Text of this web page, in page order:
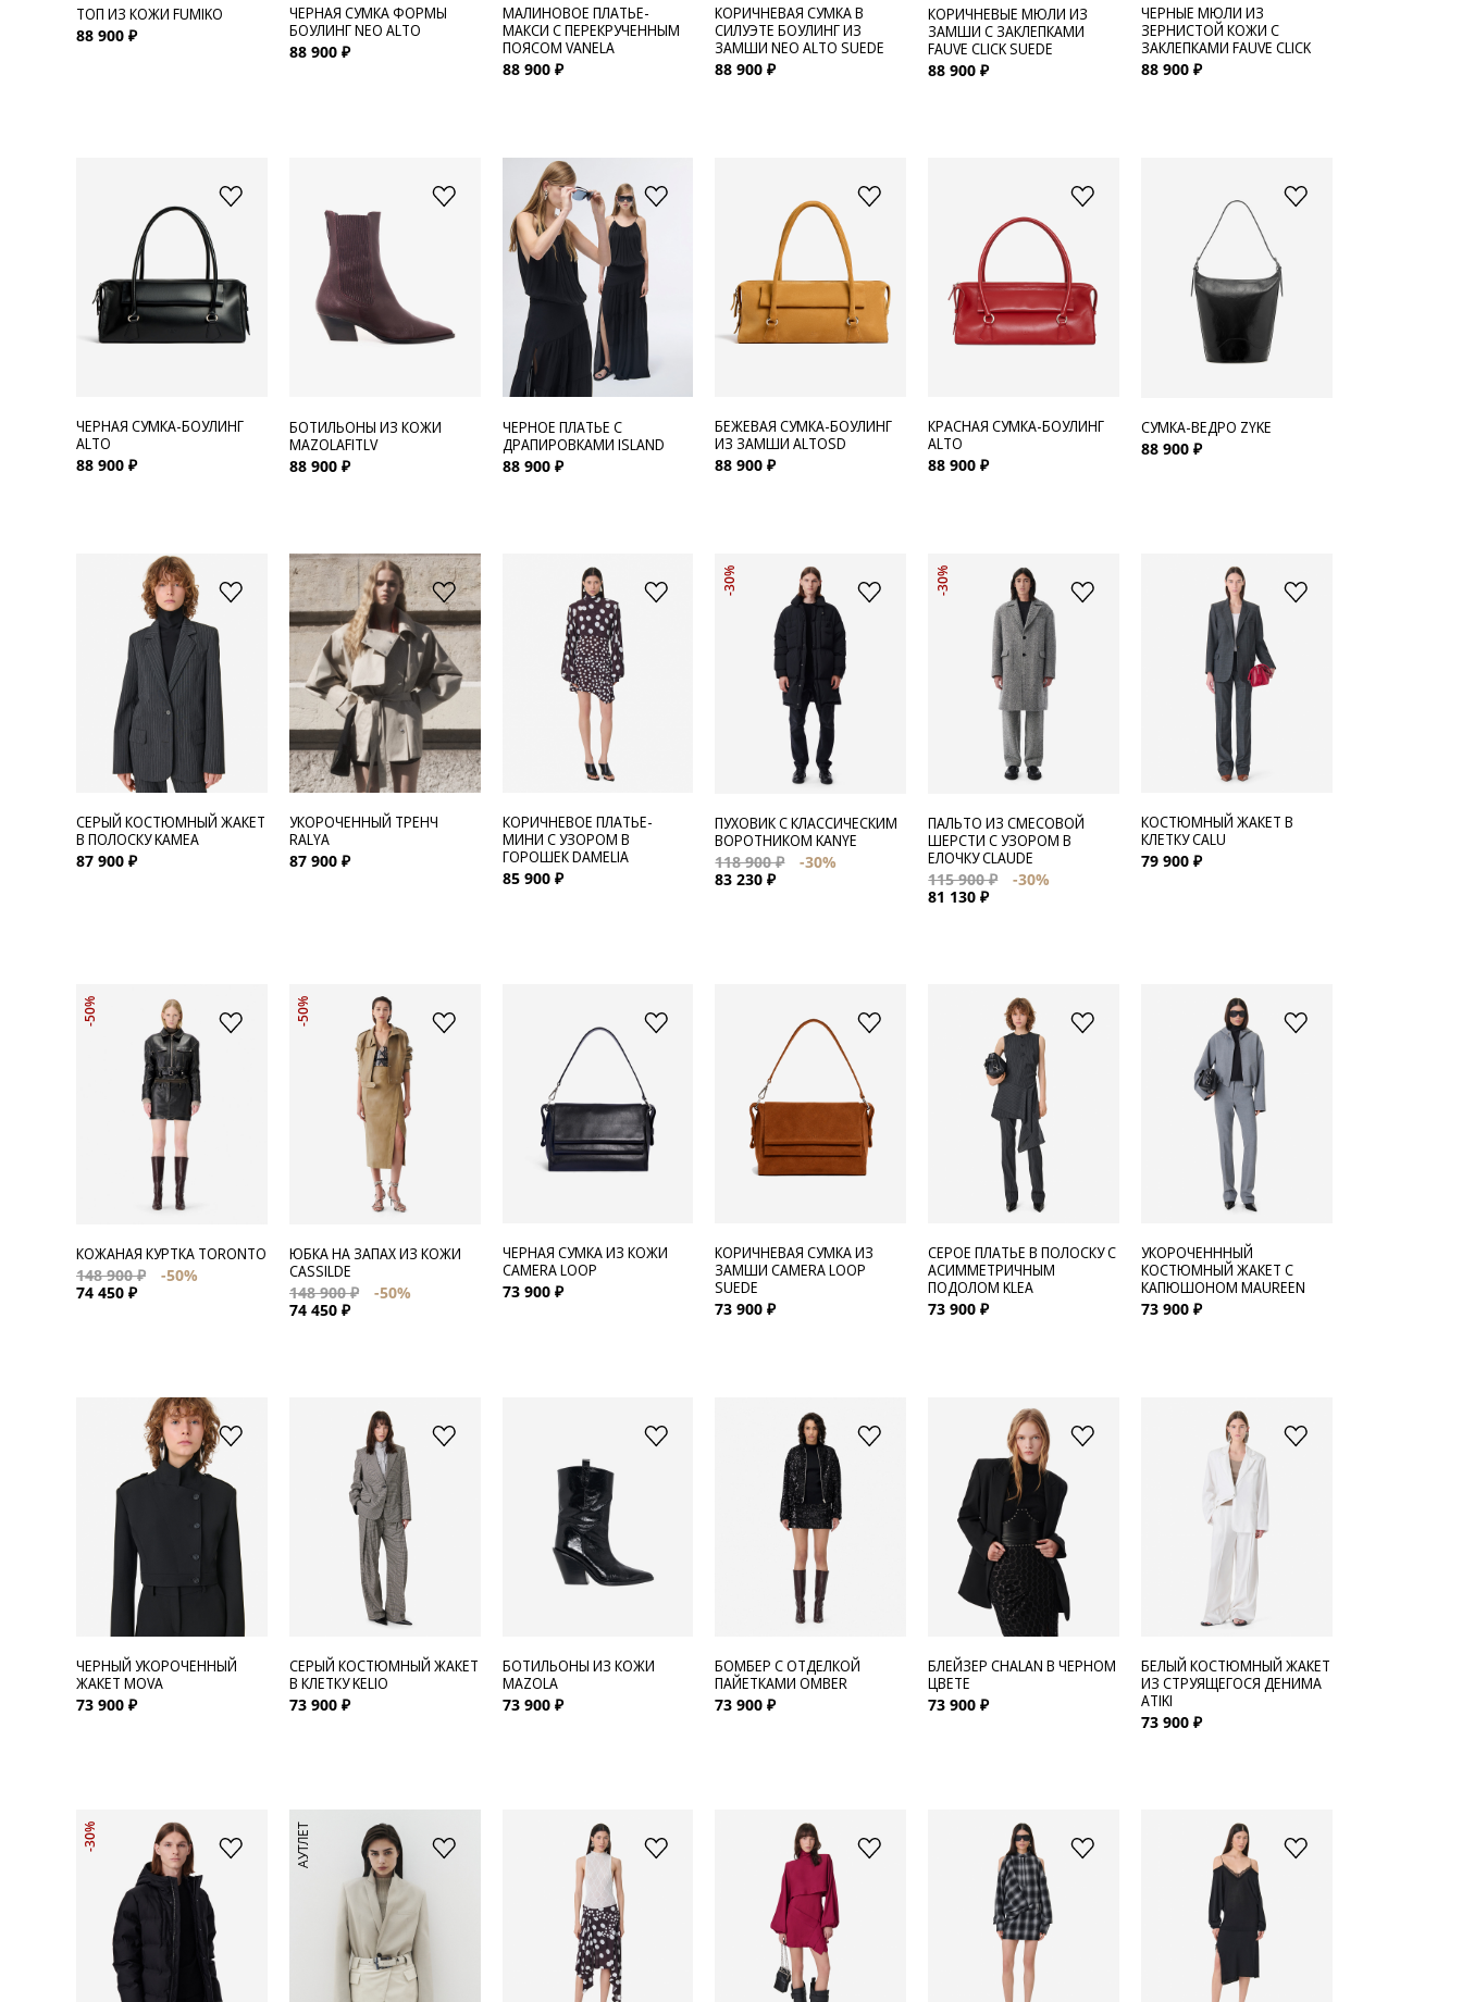
ТОП ИЗ КОЖИ FUMIKO
88 900 ₽
ЧЕРНАЯ СУМКА ФОРМЫ
БОУЛИНГ NEO ALTO
88 900 ₽
МАЛИНОВОЕ ПЛАТЬЕ-
МАКСИ С ПЕРЕКРУЧЕННЫМ
ПОЯСОМ VANELA
88 900 ₽
КОРИЧНЕВАЯ СУМКА В
СИЛУЭТЕ БОУЛИНГ ИЗ
ЗАМШИ NEO ALTO SUEDE
88 900 ₽
КОРИЧНЕВЫЕ МЮЛИ ИЗ
ЗАМШИ С ЗАКЛЕПКАМИ
FAUVE CLICK SUEDE
88 900 ₽
ЧЕРНЫЕ МЮЛИ ИЗ
ЗЕРНИСТОЙ КОЖИ С
ЗАКЛЕПКАМИ FAUVE CLICK
88 900 ₽
ЧЕРНАЯ СУМКА-БОУЛИНГ
ALTO
88 900 ₽
БОТИЛЬОНЫ ИЗ КОЖИ
MAZOLAFITLV
88 900 ₽
ЧЕРНОЕ ПЛАТЬЕ С
ДРАПИРОВКАМИ ISLAND
88 900 ₽
БЕЖЕВАЯ СУМКА-БОУЛИНГ
ИЗ ЗАМШИ ALTOSD
88 900 ₽
КРАСНАЯ СУМКА-БОУЛИНГ
ALTO
88 900 ₽
СУМКА-ВЕДРО ZYKE
88 900 ₽
СЕРЫЙ КОСТЮМНЫЙ ЖАКЕТ
В ПОЛОСКУ KAMEA
87 900 ₽
УКОРОЧЕННЫЙ ТРЕНЧ
RALYA
87 900 ₽
КОРИЧНЕВОЕ ПЛАТЬЕ-
МИНИ С УЗОРОМ В
ГОРОШЕК DAMELIA
85 900 ₽
-30%
ПУХОВИК С КЛАССИЧЕСКИМ
ВОРОТНИКОМ KANYE
118 900 ₽
-30%
83 230 ₽
-30%
ПАЛЬТО ИЗ СМЕСОВОЙ
ШЕРСТИ С УЗОРОМ В
ЕЛОЧКУ CLAUDE
115 900 ₽
-30%
81 130 ₽
КОСТЮМНЫЙ ЖАКЕТ В
КЛЕТКУ CALU
79 900 ₽
-50%
КОЖАНАЯ КУРТКА TORONTO
148 900 ₽
-50%
74 450 ₽
-50%
ЮБКА НА ЗАПАХ ИЗ КОЖИ
CASSILDE
148 900 ₽
-50%
74 450 ₽
ЧЕРНАЯ СУМКА ИЗ КОЖИ
CAMERA LOOP
73 900 ₽
КОРИЧНЕВАЯ СУМКА ИЗ
ЗАМШИ CAMERA LOOP
SUEDE
73 900 ₽
СЕРОЕ ПЛАТЬЕ В ПОЛОСКУ С
АСИММЕТРИЧНЫМ
ПОДОЛОМ KLEA
73 900 ₽
УКОРОЧЕНННЫЙ
КОСТЮМНЫЙ ЖАКЕТ С
КАПЮШОНОМ MAUREEN
73 900 ₽
ЧЕРНЫЙ УКОРОЧЕННЫЙ
ЖАКЕТ MOVA
73 900 ₽
СЕРЫЙ КОСТЮМНЫЙ ЖАКЕТ
В КЛЕТКУ KELIO
73 900 ₽
БОТИЛЬОНЫ ИЗ КОЖИ
MAZOLA
73 900 ₽
БОМБЕР С ОТДЕЛКОЙ
ПАЙЕТКАМИ OMBER
73 900 ₽
БЛЕЙЗЕР CHALAN В ЧЕРНОМ
ЦВЕТЕ
73 900 ₽
БЕЛЫЙ КОСТЮМНЫЙ ЖАКЕТ
ИЗ СТРУЯЩЕГОСЯ ДЕНИМА
ATIKI
73 900 ₽
-30% АУТЛЕТ